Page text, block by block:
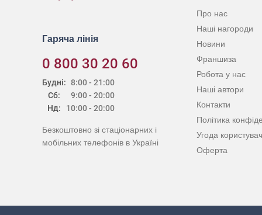
Гаряча лінія
0 800 30 20 60
Будні:
Сб:
Нд:
8:00 - 21:00
9:00 - 20:00
10:00 - 20:00
Безкоштовно зі стаціонарних і
мобільних телефонів в Україні
Про нас
Наші нагороди
Новини
Франшиза
Робота у нас
Наші автори
Контакти
Політика
Угода
Оферта